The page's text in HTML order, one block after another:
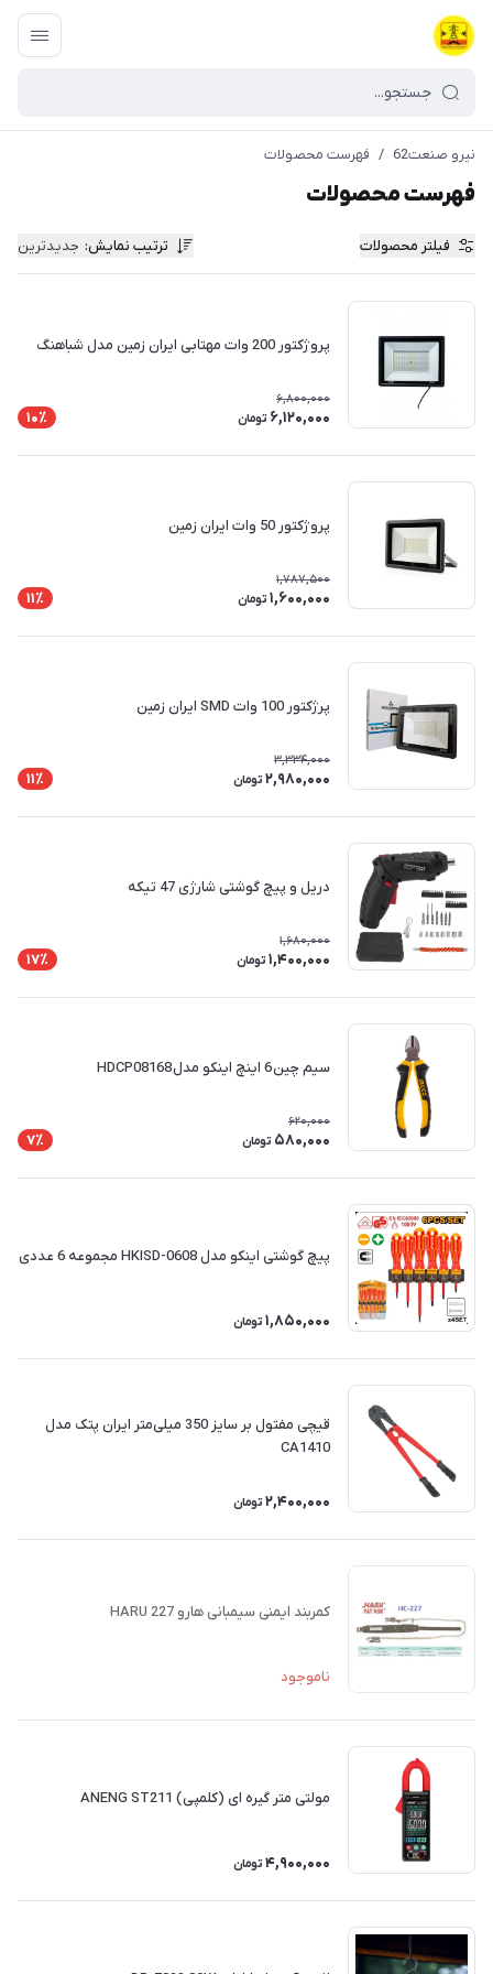
نیرو صنعت62 / فهرست محصولات
فهرست محصولات
فیلتر محصولات ترتیب نمایش: جدیدترین
پروژکتور 200 وات مهتابی ایران زمین مدل شباهنگ
6,800,000
6,120,000 تومان 10٪
پروژکتور 50 وات ایران زمین
1,787,500
1,600,000 تومان 11٪
پرژکتور 100 وات SMD ایران زمین
3,334,000
2,980,000 تومان 11٪
دریل و پیچ گوشتی شارژی 47 تیکه
1,680,000
1,400,000 تومان 17٪
سیم چین 6 اینچ اینکو مدل HDCP08168
620,000
580,000 تومان 7٪
پیچ گوشتی اینکو مدل HKISD-0608 مجموعه 6 عددی
1,850,000 تومان
قیچی مفتول بر سایز 350 میلی‌متر ایران پتک مدل
CA1410
2,400,000 تومان
کمربند ایمنی سیمبانی هارو HARU 227
ناموجود
مولتی متر گیره ای (کلمپی) ANENG ST211
4,900,000 تومان